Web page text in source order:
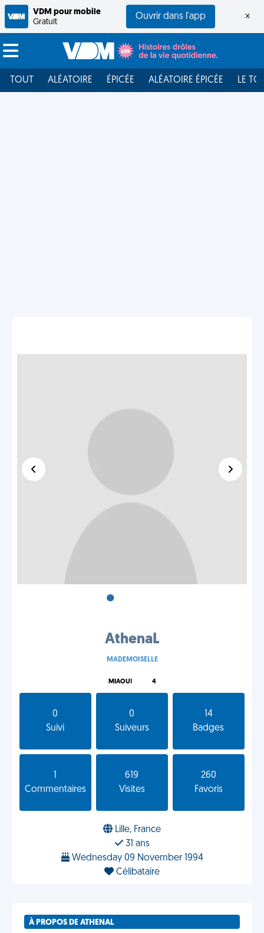
VDM pour mobile
Gratuit
Ouvrir dans l'app ×
TOUT ALÉATOIRE ÉPICÉE ALÉATOIRE ÉPICÉE LE
•
AthenaL
MADEMOISELLE
MIAOU! 4
0
Suivi
0
Suiveurs
14
Badges
Commentaires
619
Visites
260
Favoris
Lille, France
31 ans
Wednesday 09 November 1994
Célibataire
À PROPOS DE ATHENAL